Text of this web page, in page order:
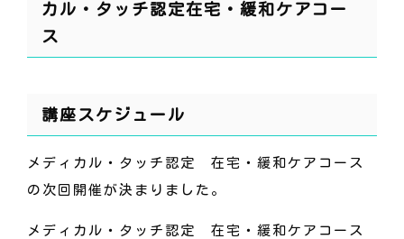
カル・タッチ認定在宅・緩和ケアコー
ス
講座スケジュール
メディカル・タッチ認定 在宅・緩和ケアコース
の次回開催が決まりました。
メディカル・タッチ認定 在宅・緩和ケアコース